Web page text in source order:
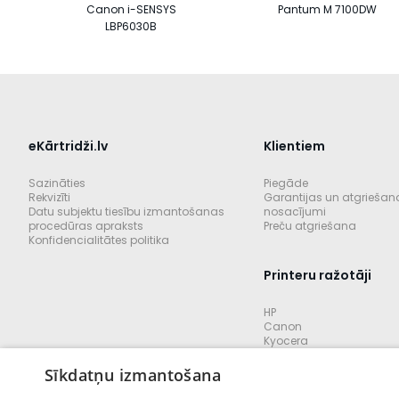
Canon i-SENSYS
LBP6030B
Pantum M 7100DW
eKārtridži.lv
Sazināties
Rekvizīti
Datu subjektu tiesību izmantošanas
procedūras apraksts
Konfidencialitātes politika
Klientiem
Piegāde
Garantijas un
nosacījumi
Preču atgriešana
Printeru ražotāji
HP
Canon
Kyocera
Sīkdatņu izmantošana